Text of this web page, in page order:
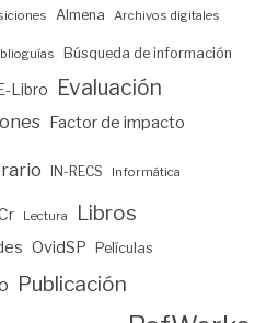
Almena Archivos digitales
Búsqueda de información
E-Libro Evaluación
Factor de impacto
IN-RECS Informática
Lectura Libros
OvidSP Películas
Publicación